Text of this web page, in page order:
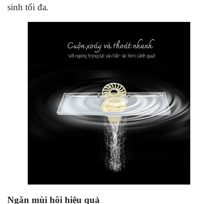
sinh tối đa.
Ngăn mùi hôi hiệu quả